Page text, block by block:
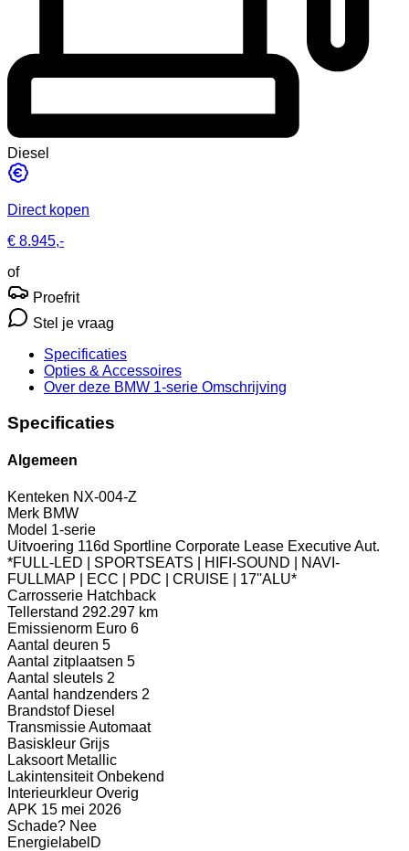
Diesel
Direct kopen
€ 8.945,-
of
Proefrit
Stel je vraag
Specificaties
Opties & Accessoires
Over deze BMW 1-serie Omschrijving
Specificaties
Algemeen
Kenteken NX-004-Z
Merk BMW
Model 1-serie
Uitvoering 116d Sportline Corporate Lease Executive Aut.
*FULL-LED | SPORTSEATS | HIFI-SOUND | NAVI-
FULLMAP | ECC | PDC | CRUISE | 17''ALU*
Carrosserie Hatchback
Tellerstand 292.297 km
Emissienorm Euro 6
Aantal deuren 5
Aantal zitplaatsen 5
Aantal sleutels 2
Aantal handzenders 2
Brandstof Diesel
TransmissieAutomaat
Basiskleur Grijs
Laksoort Metallic
Lakintensiteit Onbekend
Interieurkleur Overig
APK 15 mei 2026
Schade? Nee
Energielabel D